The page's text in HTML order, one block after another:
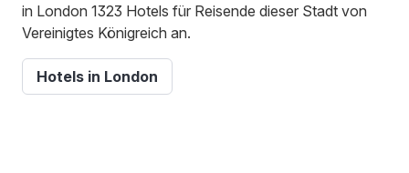
in London 1323 Hotels für Reisende dieser Stadt von
Vereinigtes Königreich an.
Hotels in London